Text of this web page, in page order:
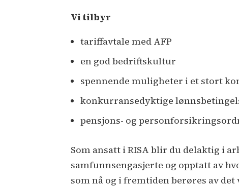
Vi tilbyr
tariffavtale med AFP
en god bedriftskultur
spennende muligheter i et stort
konkurransedyktige
pensjons- og
Som ansatt i RISA blir du delaktig i
samfunnsengasjerte og opptatt av
som nå og i fremtiden berøres av